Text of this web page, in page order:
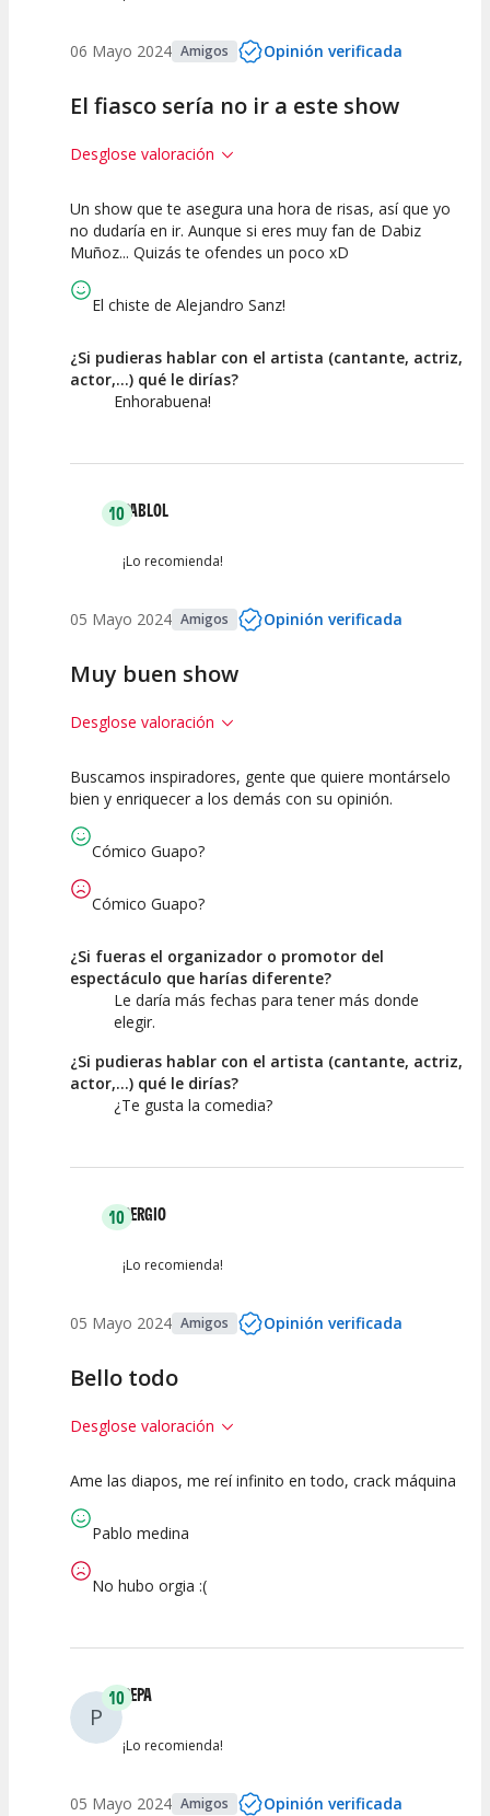
06 Mayo 2024 Amigos Opinión verificada
El fiasco sería no ir a este show
Desglose valoración
10
Calidad del
10
Puesta en
10
Interpretación
Un show que te asegura una hora de risas, así que yo
no dudaría en ir. Aunque si eres muy fan de Dabiz
Muñoz... Quizás te ofendes un poco xD
El chiste de Alejandro Sanz!
¿Si pudieras hablar con el artista (cantante, actriz,
actor,...) qué le dirías?
Enhorabuena!
10PABLOL
¡Lo recomienda!
05 Mayo 2024 Amigos Opinión verificada
Muy buen show
Desglose valoración
10
Espectáculo
10 10
Buscamos inspiradores, gente que quiere montárselo
bien y enriquecer a los demás con su opinión.
Cómico Guapo?
Cómico Guapo?
¿Si fueras el organizador o promotor del
espectáculo que harías diferente?
Le daría más fechas para tener más donde
elegir.
¿Si pudieras hablar con el artista (cantante, actriz,
actor,...) qué le dirías?
¿Te gusta la comedia?
10SERGIO
¡Lo recomienda!
05 Mayo 2024 Amigos Opinión verificada
Bello todo
Desglose valoración
10
Calidad del
Espectáculo
10
Escena
10
Ame las diapos, me reí infinito en todo, crack máquina
Pablo medina
No hubo orgia :(
P
10PEPA
¡Lo recomienda!
05 Mayo 2024 Amigos Opinión verificada